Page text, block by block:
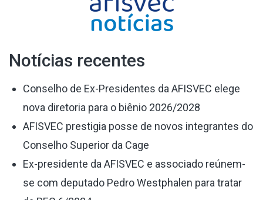
Notícias
Notícias recentes
Conselho de Ex-Presidentes da AFISVEC elege
nova diretoria para o biênio 2026/2028
AFISVEC prestigia posse de novos integrantes do
Conselho Superior da Cage
Ex-presidente da AFISVEC e associado reúnem-
se com deputado Pedro Westphalen para tratar